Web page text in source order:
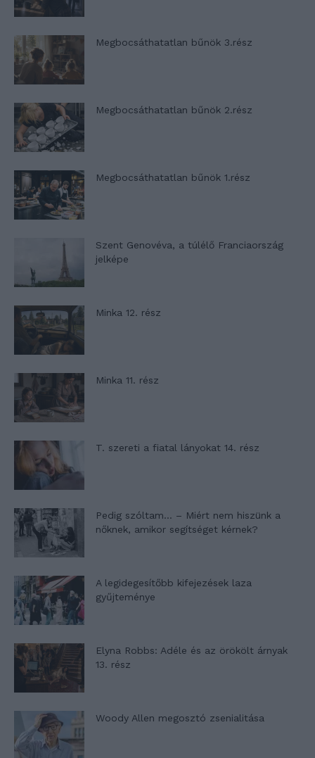
Megbocsáthatatlan bűnök 3.rész
Megbocsáthatatlan bűnök 2.rész
Megbocsáthatatlan bűnök 1.rész
Szent Genovéva, a túlélő Franciaország
jelképe
Minka 12. rész
Minka 11. rész
T. szereti a fiatal lányokat 14. rész
Pedig szóltam… – Miért nem hiszünk a
nőknek, amikor segítséget kérnek?
A legidegesítőbb kifejezések laza
gyűjteménye
Elyna Robbs: Adéle és az örökölt árnyak
13. rész
Woody Allen megosztó zsenialitása